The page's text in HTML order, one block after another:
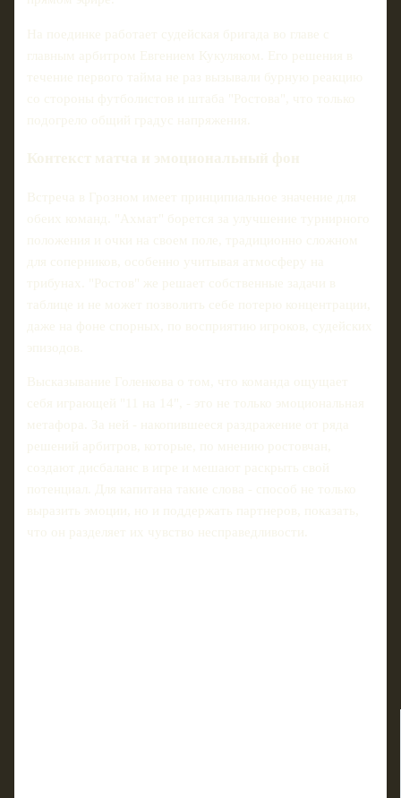
На поединке работает судейская бригада во главе с
главным арбитром Евгением Кукуляком. Его решения в
течение первого тайма не раз вызывали бурную реакцию
со стороны футболистов и штаба "Ростова", что только
подогрело общий градус напряжения.
Контекст матча и эмоциональный фон
Встреча в Грозном имеет принципиальное значение для
обеих команд. "Ахмат" борется за улучшение турнирного
положения и очки на своем поле, традиционно сложном
для соперников, особенно учитывая атмосферу на
трибунах. "Ростов" же решает собственные задачи в
таблице и не может позволить себе потерю концентрации,
даже на фоне спорных, по восприятию игроков, судейских
эпизодов.
Высказывание Голенкова о том, что команда ощущает
себя играющей "11 на 14", - это не только эмоциональная
метафора. За ней - накопившееся раздражение от ряда
решений арбитров, которые, по мнению ростовчан,
создают дисбаланс в игре и мешают раскрыть свой
потенциал. Для капитана такие слова - способ не только
выразить эмоции, но и поддержать партнеров, показать,
что он разделяет их чувство несправедливости.